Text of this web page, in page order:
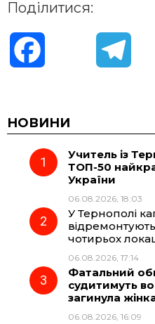
Поділитися:
c
e
o
k
e
r
a
m
НОВИНИ
Учитель із
ТОП-50
України
06.08.2026, 18:03
У Тернополі
чотирьох
06.08.2026, 17:14
Фатальний
судитимуть
загинула
06.08.2026, 16:09